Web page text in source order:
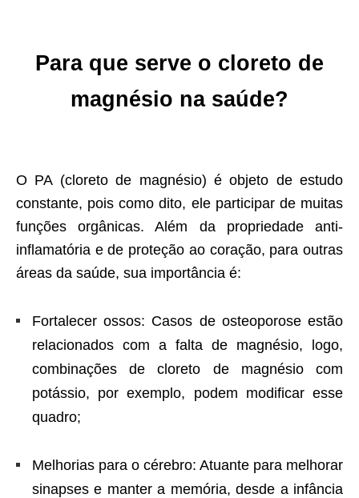
Para que serve o cloreto de
magnésio na saúde?
O PA (cloreto de magnésio) é objeto de estudo
constante, pois como dito, ele participar de muitas
funções orgânicas. Além da propriedade anti-
inflamatória e de proteção ao coração, para outras
áreas da saúde, sua importância é:
Fortalecer ossos: Casos de osteoporose estão
relacionados com a falta de magnésio, logo,
combinações de cloreto de magnésio com
potássio, por exemplo, podem modificar esse
quadro;
Melhorias para o cérebro: Atuante para melhorar
sinapses e manter a memória, desde a infância